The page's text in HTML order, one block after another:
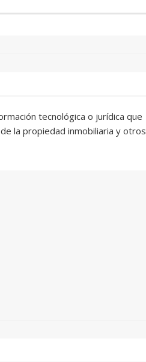
tecnológica o jurídica que
la propiedad inmobiliaria y otros